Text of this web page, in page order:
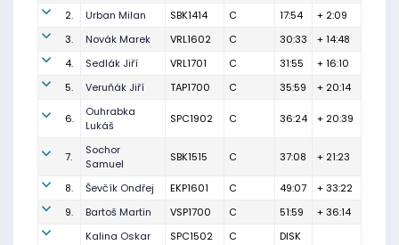
2. Urban Milan SBK1414 C 17:54
+ 2:09
3.
Novák Marek VRL1602 C 30:33
+ 14:48
4.
Sedlák Jiří VRL1701 C 31:55
+ 16:10
5.
Veruňák Jiří TAP1700 C 35:59 + 20:14
6.
Ouhrabka
Lukáš
SPC1902 C 36:24 + 20:39
7.
Sochor
Samuel
SBK1515 C 37:08 + 21:23
8. Ševčík Ondřej EKP1601 C 49:07
+ 33:22
9.
Bartoš Martin VSP1700 C 51:59
+ 36:14
Kalina Oskar
SPC1502 C DISK